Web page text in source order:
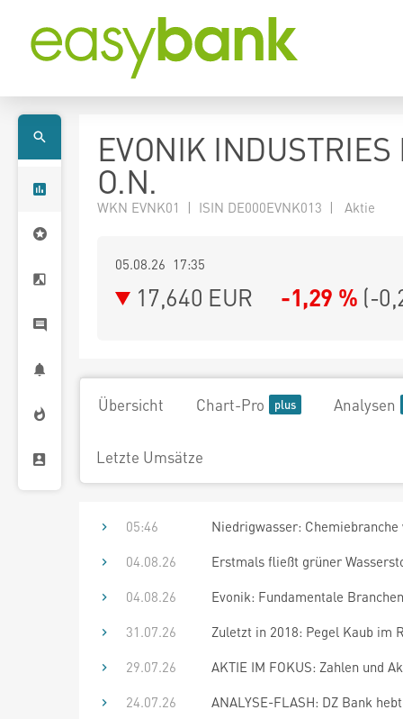
EVONIK INDUSTRIES
O.N.
WKN EVNK01 | ISIN DE000EVNK013 | Aktie
05.08.26 17:35
17,640 EUR -1,29 % (-
Übersicht Chart-Pro Analysen
Letzte Umsätze
05:46
Niedrigwasser:
04.08.26
Erstmals fließt grüner
04.08.26
Evonik: Fundamentale
31.07.26
Zuletzt in 2018: Pegel Kaub im
29.07.26
AKTIE IM FOKUS: Zahlen und
24.07.26
ANALYSE-FLASH: DZ Bank